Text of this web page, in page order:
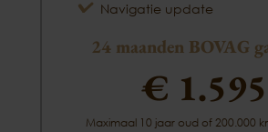
Navigatie update
24 maanden BOVAG
€ 1.595
Maximaal 10 jaar oud of 200.000